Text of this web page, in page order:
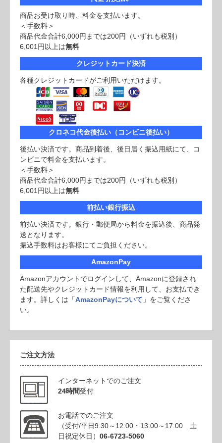
商品お受け取り時、料金を支払います。
＜手数料＞
商品代金合計6,000円までは200円（いずれも税別）
6,001円以上は無料
クレジットカード決済
各種クレジットカードがご利用いただけます。
クロネコ代金後払い（コンビニ後払い）
後払い決済です。商品到着後、後日届く振込用紙にて、コ
ンビニで料金を支払います。
＜手数料＞
商品代金合計6,000円までは200円（いずれも税別）
6,001円以上は無料
前払い銀行振込
前払い決済です。銀行・郵便局から料金を振込後、商品発
送となります。
振込手数料はお客様にてご負担ください。
AmazonPay
Amazonアカウントでログインして、Amazonに登録され
た配送先やクレジットカード情報を利用して、お支払でき
ます。詳しくは「AmazonPayについて 」をご覧くださ
い。
ご注文方法
インターネットでのご注文
24時間受付
お電話でのご注文
（受付/平日9:30～12:00・13:00～17:00 土
日祝定休日） 06-6723-5060